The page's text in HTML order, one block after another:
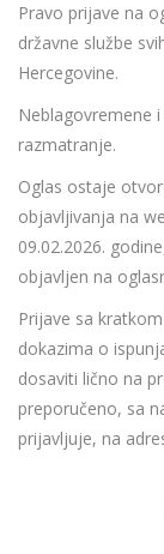
Pravo prijave na
državne službe
Hercegovine.
Neblagovremene
razmatranje.
Oglas ostaje
objavljivanja na
09.02.2026.
objavljen na
Prijave sa
dokazima o
dosaviti lično na
preporučeno, sa
prijavljuje, na